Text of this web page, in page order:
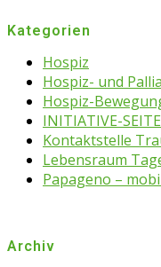
Kategorien
Hospiz
Hospiz- und
Hospiz-
INITIATIVE-SEITE
Kontaktstelle
Lebensraum
Papageno –
Archiv